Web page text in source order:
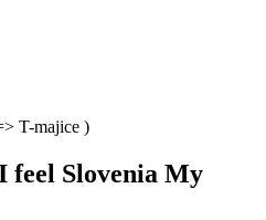
T-majice )
feel Slovenia My